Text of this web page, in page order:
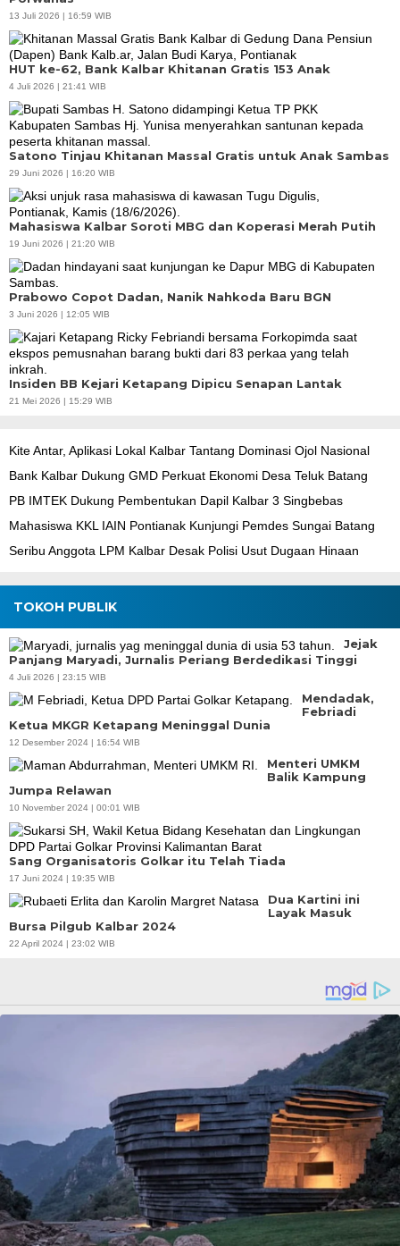
13 Juli 2026 | 16:59 WIB
HUT ke-62, Bank Kalbar Khitanan Gratis 153 Anak
4 Juli 2026 | 21:41 WIB
Satono Tinjau Khitanan Massal Gratis untuk Anak Sambas
29 Juni 2026 | 16:20 WIB
Mahasiswa Kalbar Soroti MBG dan Koperasi Merah Putih
19 Juni 2026 | 21:20 WIB
Prabowo Copot Dadan, Nanik Nahkoda Baru BGN
3 Juni 2026 | 12:05 WIB
Insiden BB Kejari Ketapang Dipicu Senapan Lantak
21 Mei 2026 | 15:29 WIB
Kite Antar, Aplikasi Lokal Kalbar Tantang Dominasi Ojol Nasional
Bank Kalbar Dukung GMD Perkuat Ekonomi Desa Teluk Batang
PB IMTEK Dukung Pembentukan Dapil Kalbar 3 Singbebas
Mahasiswa KKL IAIN Pontianak Kunjungi Pemdes Sungai Batang
Seribu Anggota LPM Kalbar Desak Polisi Usut Dugaan Hinaan
TOKOH PUBLIK
Jejak
Panjang Maryadi, Jurnalis Periang Berdedikasi Tinggi
4 Juli 2026 | 23:15 WIB
Mendadak,
Febriadi
Ketua MKGR Ketapang Meninggal Dunia
12 Desember 2024 | 16:54 WIB
Menteri UMKM
Balik Kampung
Jumpa Relawan
10 November 2024 | 00:01 WIB
Sang Organisatoris Golkar itu Telah Tiada
17 Juni 2024 | 19:35 WIB
Dua Kartini ini
Layak Masuk
Bursa Pilgub Kalbar 2024
22 April 2024 | 23:02 WIB